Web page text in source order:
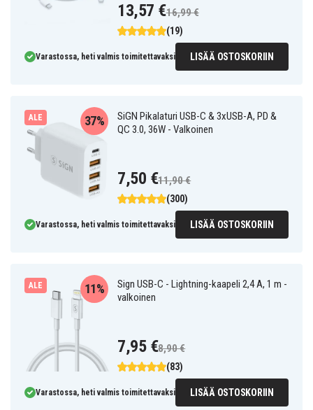
(19)
13,57 €16,99 €
Varastossa, heti valmis toimitettavaksi LISÄÄ OSTOSKORIIN
ALE
SiGN Pikalaturi USB-C & 3xUSB-A, PD &
QC 3.0, 36W - Valkoinen
(300)
37%
7,50 €11,90 €
Varastossa, heti valmis toimitettavaksi LISÄÄ OSTOSKORIIN
ALE
Sign USB-C - Lightning-kaapeli 2,4 A, 1 m -
valkoinen
(83)
11%
7,95 €8,90 €
Varastossa, heti valmis toimitettavaksi LISÄÄ OSTOSKORIIN